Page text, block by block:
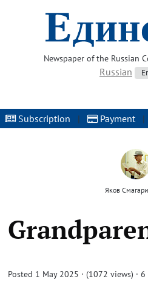
Newspaper of the Russian
Russian
Subscription | Payment |
Яков
Posted 1 May 2025 · (1072 views) ·